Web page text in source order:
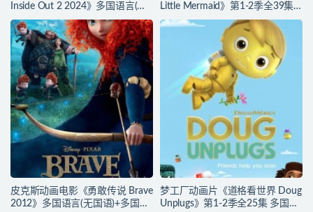
Inside Out 2 2024》多国语言(含
国语)+多国字幕(含中文) 官方纯净
收藏版 720P/MKV/4.75G 动画片
头脑特工队下载
Little Mermaid》第1-2季全39集
多国语言(含国语)+英文字幕 官方
纯净收藏版 720P/MKV/37G 动画
片小美人鱼下载
皮克斯动画电影《勇敢传说 Brave
2012》多国语言(无国语)+多国字
梦工厂动画片《道格看世界 Doug
Unplugs》第1-2季全25集 多国语